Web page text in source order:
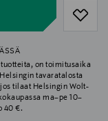
on toimitusaika
tavaratalosta
tilaat Helsingin Wolt-
ma–pe 10–
40 €.